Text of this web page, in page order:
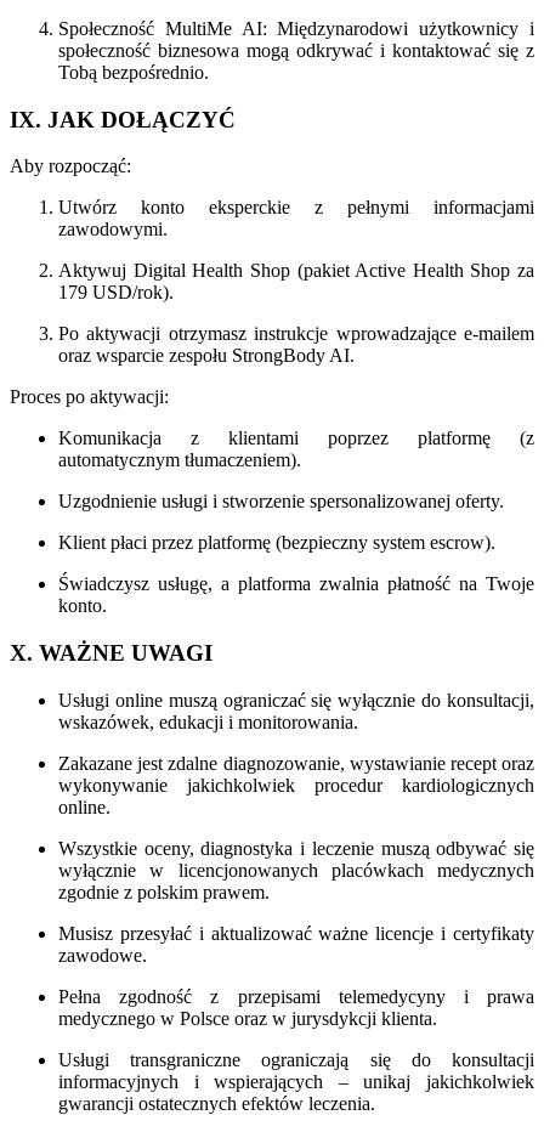
Społeczność MultiMe AI: Międzynarodowi użytkownicy i
społeczność biznesowa mogą odkrywać i kontaktować się z
Tobą bezpośrednio.
IX. JAK DOŁĄCZYĆ
Aby rozpocząć:
Utwórz konto eksperckie z pełnymi informacjami
zawodowymi.
Aktywuj Digital Health Shop (pakiet Active Health Shop za
179 USD/rok).
Po aktywacji otrzymasz instrukcje wprowadzające e-mailem
oraz wsparcie zespołu StrongBody AI.
Proces po aktywacji:
Komunikacja z klientami poprzez platformę (z
automatycznym tłumaczeniem).
Uzgodnienie usługi i stworzenie spersonalizowanej oferty.
Klient płaci przez platformę (bezpieczny system escrow).
Świadczysz usługę, a platforma zwalnia płatność na Twoje
konto.
X. WAŻNE UWAGI
Usługi online muszą ograniczać się wyłącznie do konsultacji,
wskazówek, edukacji i monitorowania.
Zakazane jest zdalne diagnozowanie, wystawianie recept oraz
wykonywanie jakichkolwiek procedur kardiologicznych
online.
Wszystkie oceny, diagnostyka i leczenie muszą odbywać się
wyłącznie w licencjonowanych placówkach medycznych
zgodnie z polskim prawem.
Musisz przesyłać i aktualizować ważne licencje i certyfikaty
zawodowe.
Pełna zgodność z przepisami telemedycyny i prawa
medycznego w Polsce oraz w jurysdykcji klienta.
Usługi transgraniczne ograniczają się do konsultacji
informacyjnych i wspierających – unikaj jakichkolwiek
gwarancji ostatecznych efektów leczenia.